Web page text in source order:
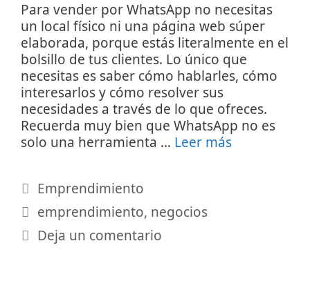
Para vender por WhatsApp no necesitas
un local físico ni una página web súper
elaborada, porque estás literalmente en el
bolsillo de tus clientes. Lo único que
necesitas es saber cómo hablarles, cómo
interesarlos y cómo resolver sus
necesidades a través de lo que ofreces.
Recuerda muy bien que WhatsApp no es
solo una herramienta … Leer más
Categorías
Emprendimiento
Etiquetas
emprendimiento, negocios
Deja un comentario